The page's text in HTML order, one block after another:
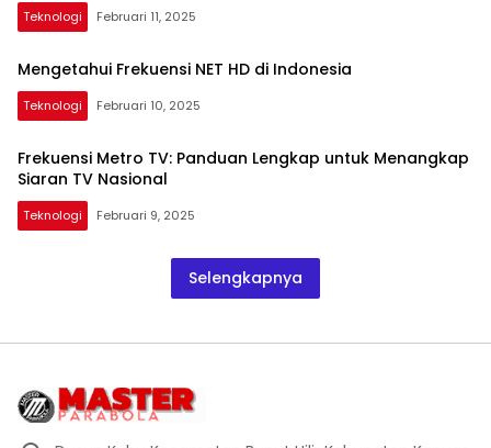
Teknologi Februari 11, 2025
Mengetahui Frekuensi NET HD di Indonesia
Teknologi Februari 10, 2025
Frekuensi Metro TV: Panduan Lengkap untuk Menangkap
Siaran TV Nasional
Teknologi Februari 9, 2025
Selengkapnya